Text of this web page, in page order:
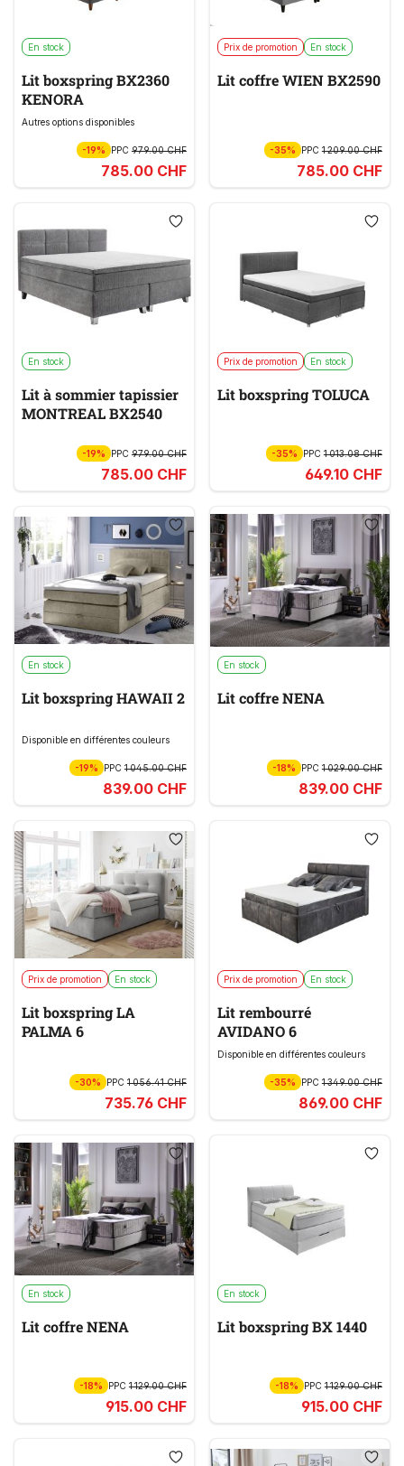
En stock
Lit boxspring BX2360
KENORA
Autres options disponibles
-19% PPC 979.00 CHF
785.00 CHF
Prix de promotion En stock
Lit coffre WIEN BX2590
-35% PPC1 209.00 CHF
785.00 CHF
En stock
Lit à sommier tapissier
MONTREAL BX2540
-19% PPC 979.00 CHF
785.00 CHF
Prix de promotion En stock
Lit boxspring TOLUCA
-35% PPC1 013.08 CHF
649.10 CHF
En stock
Lit boxspring HAWAII 2
Disponible en différentes couleurs
-19% PPC 1 045.00 CHF
839.00 CHF
En stock
Lit coffre NENA
-18% PPC1 029.00 CHF
839.00 CHF
Prix de promotion En stock
Lit boxspring LA
PALMA 6
-30% PPC 1 056.41 CHF
735.76 CHF
Prix de promotion En stock
Lit rembourré
AVIDANO 6
Disponible en différentes couleurs
-35% PPC1 349.00 CHF
869.00 CHF
En stock
Lit coffre NENA
-18% PPC 1 129.00 CHF
915.00 CHF
En stock
Lit boxspring BX 1440
-18% PPC1 129.00 CHF
915.00 CHF